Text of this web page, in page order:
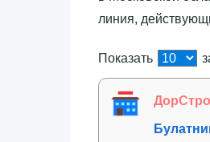
линия,
Показать